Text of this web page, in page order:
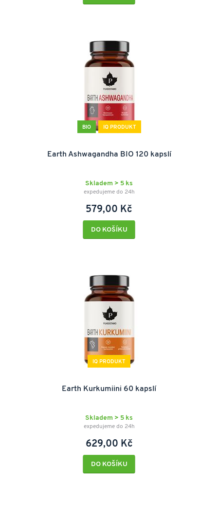
BIO IQ PRODUKT
Earth Ashwagandha BIO 120 kapslí
Skladem > 5 ks
expedujeme do 24h
579,00 Kč
DO KOŠÍKU
IQ PRODUKT
Earth Kurkumiini 60 kapslí
Skladem > 5 ks
expedujeme do 24h
629,00 Kč
DO KOŠÍKU